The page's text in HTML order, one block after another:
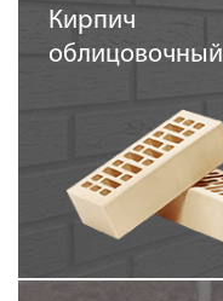
Кирпич
облицовочный